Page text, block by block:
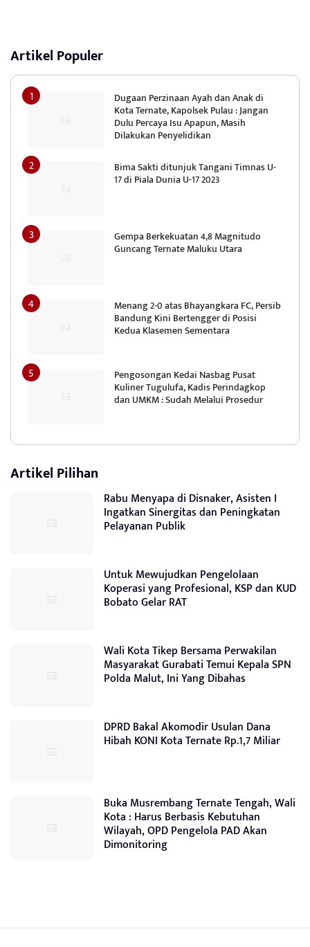
Artikel Populer
Dugaan Perzinaan Ayah dan Anak di
Kota Ternate, Kapolsek Pulau : Jangan
Dulu Percaya Isu Apapun, Masih
Dilakukan Penyelidikan
Bima Sakti ditunjuk Tangani Timnas U-
17 di Piala Dunia U-17 2023
Gempa Berkekuatan 4,8 Magnitudo
Guncang Ternate Maluku Utara
Menang 2-0 atas Bhayangkara FC, Persib
Bandung Kini Bertengger di Posisi
Kedua Klasemen Sementara
Pengosongan Kedai Nasbag Pusat
Kuliner Tugulufa, Kadis Perindagkop
dan UMKM : Sudah Melalui Prosedur
Artikel Pilihan
Rabu Menyapa di Disnaker, Asisten I
Ingatkan Sinergitas dan Peningkatan
Pelayanan Publik
Untuk Mewujudkan Pengelolaan
Koperasi yang Profesional, KSP dan KUD
Bobato Gelar RAT
Wali Kota Tikep Bersama Perwakilan
Masyarakat Gurabati Temui Kepala SPN
Polda Malut, Ini Yang Dibahas
DPRD Bakal Akomodir Usulan Dana
Hibah KONI Kota Ternate Rp.1,7 Miliar
Buka Musrembang Ternate Tengah, Wali
Kota : Harus Berbasis Kebutuhan
Wilayah, OPD Pengelola PAD Akan
Dimonitoring